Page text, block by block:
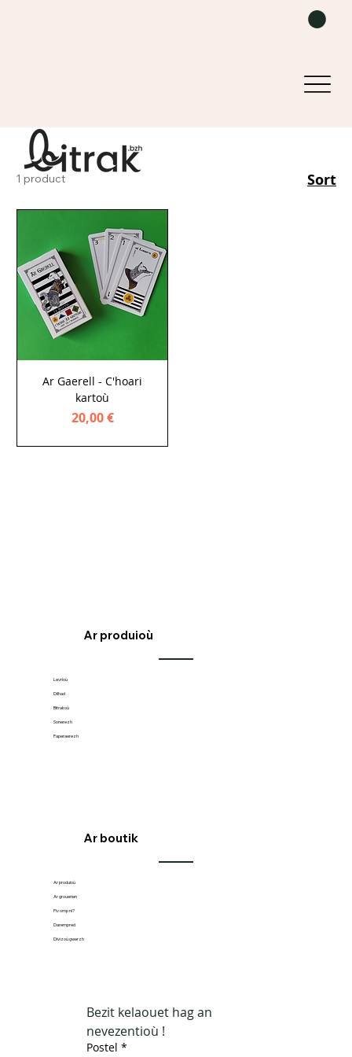
1 product Sort
Ar Gaerell - C'hoari
kartoù
Price
20,00 €
Ar produioù
Levrioù
Dilhad
Bitrakoù
Sonerezh
Paperaerezh
Bezit kelaouet hag an
nevezentioù !
Postel *
Ar boutik
Ar produioù
Ar grouerien
Piv omp ni?
Darempred
Divizoù gwerzh